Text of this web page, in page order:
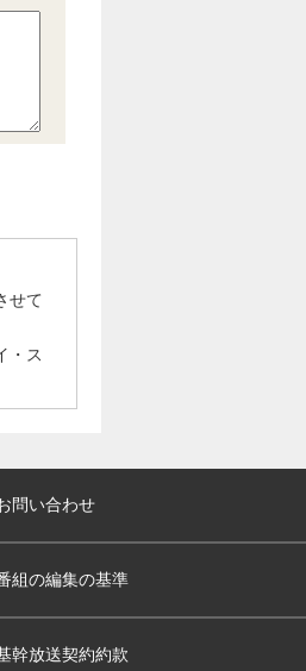
せて
・ス
問い合わせ
組の編集の基準
幹放送契約約款